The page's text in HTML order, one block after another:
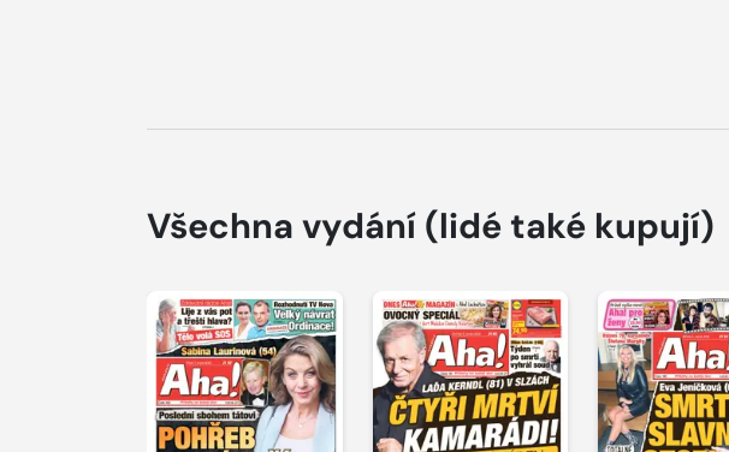
Všechna vydání (lidé také kupují)